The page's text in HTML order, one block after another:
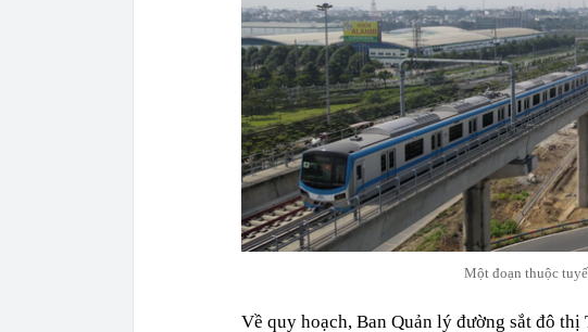
Một đoạn thuộc
Về quy hoạch, Ban Quản lý đường sắt đô